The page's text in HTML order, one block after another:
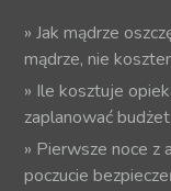
»Jak mądrze
mądrze, nie
» Ile kosztuje
zaplanować
» Pierwsze noce z
poczucie